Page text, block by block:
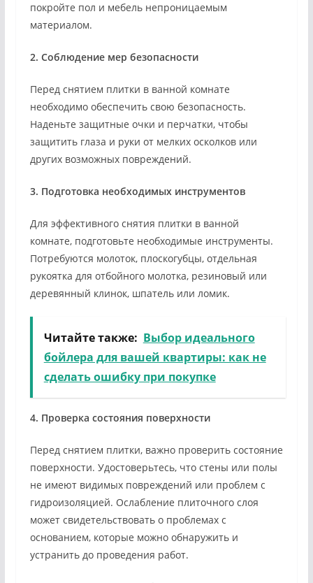
покройте пол и мебель непроницаемым
материалом.
2. Соблюдение мер безопасности
Перед снятием плитки в ванной комнате
необходимо обеспечить свою безопасность.
Наденьте защитные очки и перчатки, чтобы
защитить глаза и руки от мелких осколков или
других возможных повреждений.
3. Подготовка необходимых инструментов
Для эффективного снятия плитки в ванной
комнате, подготовьте необходимые инструменты.
Потребуются молоток, плоскогубцы, отдельная
рукоятка для отбойного молотка, резиновый или
деревянный клинок, шпатель или ломик.
Читайте также: Выбор идеального
бойлера для вашей квартиры: как не
сделать ошибку при покупке
4. Проверка состояния поверхности
Перед снятием плитки, важно проверить состояние
поверхности. Удостоверьтесь, что стены или полы
не имеют видимых повреждений или проблем с
гидроизоляцией. Ослабление плиточного слоя
может свидетельствовать о проблемах с
основанием, которые можно обнаружить и
устранить до проведения работ.